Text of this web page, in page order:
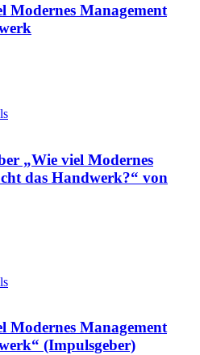
Modernes Management
„Wie viel Modernes
das Handwerk?“ von
Modernes Management
(Impulsgeber)